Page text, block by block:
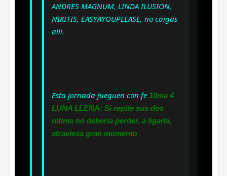
ANDRES MAGNUM, LINDA ILUSION,
NIKITIS, EASYAYOUPLEASE, no caigas
alli.
Esta jornada jueguen con fe 10ma 4
LUNA LLENA: Si repite sus dos
ultima no debería perder, a ligarla,
atraviesa gran momento